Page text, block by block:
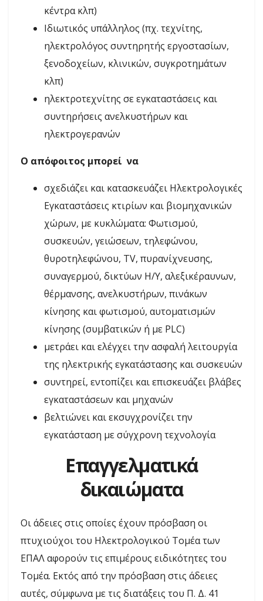
κέντρα κλπ)
Ιδιωτικός υπάλληλος (πχ. τεχνίτης,
ηλεκτρολόγος συντηρητής εργοστασίων,
ξενοδοχείων, κλινικών, συγκροτημάτων
κλπ)
ηλεκτροτεχνίτης σε εγκαταστάσεις και
συντηρήσεις ανελκυστήρων και
ηλεκτρογερανών
Ο απόφοιτος μπορεί να
σχεδιάζει και κατασκευάζει Ηλεκτρολογικές
Εγκαταστάσεις κτιρίων και βιομηχανικών
χώρων, με κυκλώματα: Φωτισμού,
συσκευών, γειώσεων, τηλεφώνου,
θυροτηλεφώνου, TV, πυρανίχνευσης,
συναγερμού, δικτύων Η/Υ, αλεξικέραυνων,
θέρμανσης, ανελκυστήρων, πινάκων
κίνησης και φωτισμού, αυτοματισμών
κίνησης (συμβατικών ή με PLC)
μετράει και ελέγχει την ασφαλή λειτουργία
της ηλεκτρικής εγκατάστασης και συσκευών
συντηρεί, εντοπίζει και επισκευάζει βλάβες
εγκαταστάσεων και μηχανών
βελτιώνει και εκσυγχρονίζει την
εγκατάσταση με σύγχρονη τεχνολογία
Επαγγελματικά
δικαιώματα
Οιάδειες στις οποίες έχουν πρόσβαση οι
πτυχιούχοι του Ηλεκτρολογικού Τομέα των
ΕΠΑΛ αφορούν τις επιμέρους ειδικότητες του
Τομέα. Εκτός από την πρόσβαση στις άδειες
αυτές, σύμφωνα με τις διατάξεις του Π. Δ. 41